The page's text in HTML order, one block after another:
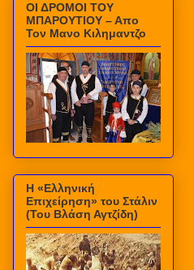
ΟΙ ΔΡΟΜΟΙ ΤΟΥ
ΜΠΑΡΟΥΤΙΟΥ – Απο
Τον Μανο Κιλημαντζο
Η «Ελληνική
Επιχείρηση» του Στάλιν
(Του Βλάση Αγτζίδη)